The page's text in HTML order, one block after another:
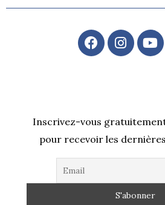
F
a
c
k
I
n
s
r
a
m
Y
o
u
Inscrivez-vous
pour recevoir les